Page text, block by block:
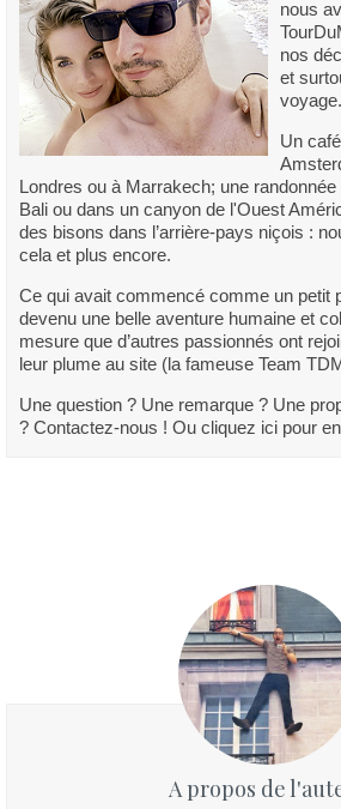
nous
nos
et
voyage.
Un
Londres ou à Marrakech; une
Bali ou dans un canyon de l'Ouest
des bisons dans l’arrière-pays niçois :
cela et plus encore.
Ce qui avait commencé comme un petit
devenu une belle aventure humaine et
mesure que d’autres passionnés ont
leur plume au site (la fameuse Team
Une question ? Une remarque ? Une
? Contactez-nous ! Ou cliquez ici pour
A propos de